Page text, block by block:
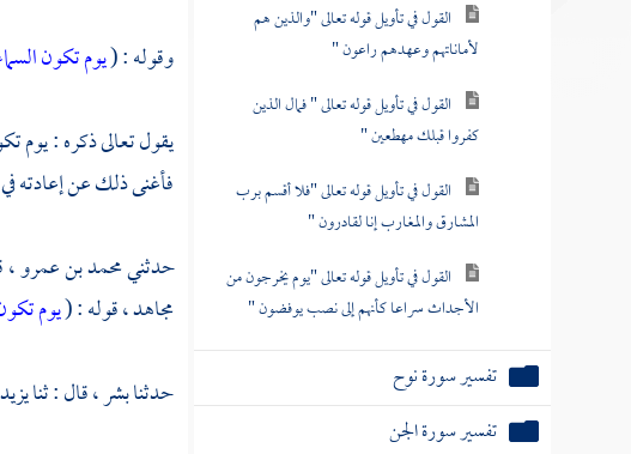
القول في تأويل قوله تعالى "والذين هم
لأماناتهم وعهدهم راعون "
القول في تأويل قوله تعالى " فمال الذين
كفروا قبلك مهطعين "
القول في تأويل قوله تعالى "فلا أقسم برب
المشارق والمغارب إنا لقادرون "
القول في تأويل قوله تعالى "يوم يخرجون من
الأجداث سراعا كأنهم إلى نصب يوفضون "
تفسير سورة نوح
تفسير سورة الجن
وقوله : (يوم تكون
يقول تعالى ذكره : يوم
فأغنى ذلك عن إعادته
حدثنيمحمد بن عمرو ،
مجاهد ،قوله : (يوم
حدثنابشر ،قال : ثنا